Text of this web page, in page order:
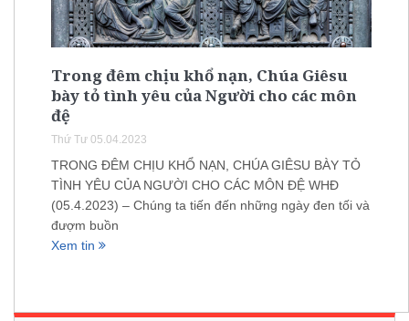
Trong đêm chịu khổ nạn, Chúa Giêsu
bày tỏ tình yêu của Người cho các môn
đệ
Thứ Tư 05.04.2023
TRONG ĐÊM CHỊU KHỔ NẠN, CHÚA GIÊSU BÀY TỎ
TÌNH YÊU CỦA NGƯỜI CHO CÁC MÔN ĐỆ WHĐ
(05.4.2023) – Chúng ta tiến đến những ngày đen tối và
đượm buồn
Xem tin